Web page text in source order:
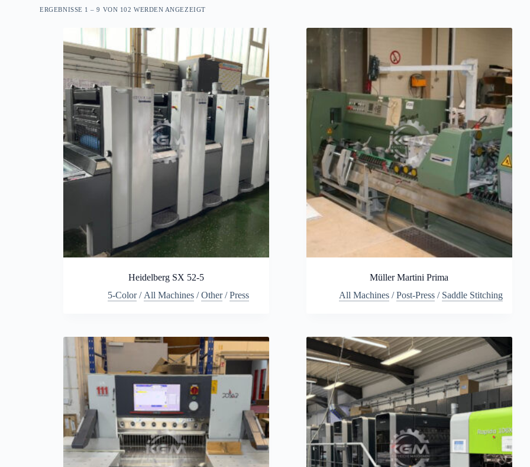
ERGEBNISSE 1 – 9 VON 102 WERDEN ANGEZEIGT
Heidelberg SX 52-5
5-Color/ All Machines/Other/Press
Müller Martini Prima
All Machines /Post-Press / Saddle Stitching